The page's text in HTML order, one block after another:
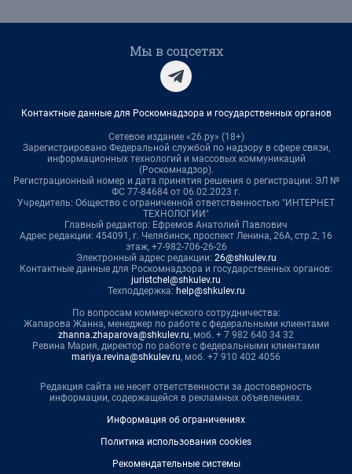
Мы в соцсетях
Контактные данные для Роскомнадзора и государственных органов
Сетевое издание «26.ру» (18+)
Зарегистрировано Федеральной службой по надзору в сфере связи,
информационных технологий и массовых коммуникаций
(Роскомнадзор).
Регистрационный номер и дата принятия решения о регистрации: ЭЛ №
ФС 77-84684 от 06.02.2023 г.
Учредитель: Общество с ограниченной ответственностью "ИНТЕРНЕТ
ТЕХНОЛОГИИ"
Главный редактор: Ефремов Анатолий Павлович
Адрес редакции: 454091, г. Челябинск, проспект Ленина, 26А, стр.2, 16
этаж, +7-982-706-26-26
Электронный адрес редакции: 26@shkulev.ru
Контактные данные для Роскомнадзора и государственных органов:
juristchel@shkulev.ru
Техподдержка: help@shkulev.ru
По вопросам коммерческого сотрудничества:
Жапарова Жанна, менеджер по работе с федеральными клиентами
zhanna.zhaparova@shkulev.ru, моб. + 7 982 640 34 32
Ревина Мария, директор по работе с федеральными клиентами
mariya.revina@shkulev.ru, моб. +7 910 402 4056
Редакция сайта не несет ответственности за достоверность
информации, содержащейся в рекламных объявлениях.
Информация об ограничениях
Политика использования cookies
Рекомендательные системы